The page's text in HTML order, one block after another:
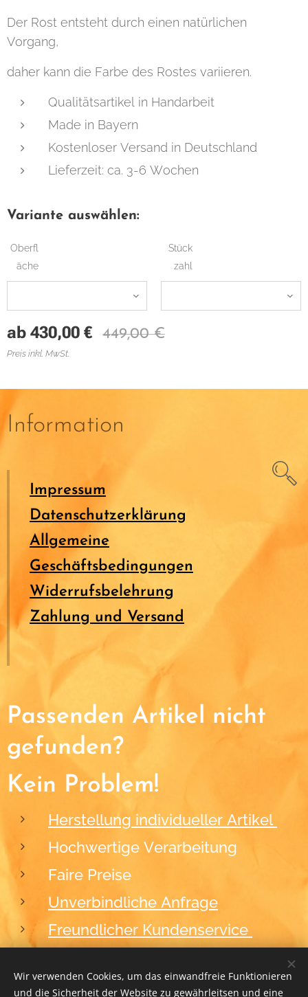
Der Rost entsteht durch einen natürlichen
Vorgang,
daher kann die Farbe des Rostes variieren.
Qualitätsartikel in Handarbeit
Made in Bayern
Kostenloser Versand in Deutschland
Lieferzeit: ca. 3-6 Wochen
Variante auswählen:
Oberfl
äche
Stück
zahl
ab 430,00 € 449,00€
Preis inkl. MwSt.
Information
Impressum
Datenschutzerklärung
Allgemeine
Geschäftsbedingungen
Widerrufsbelehrung
Zahlung und Versand
Passenden Artikel nicht
gefunden?
Kein Problem!
Herstellung individueller Artikel
Hochwertige Verarbeitung
Faire Preise
Unverbindliche Anfrage
Freundlicher Kundenservice
Wir verwenden Cookies, um das einwandfreie Funktionieren
und die Sicherheit der Website zu gewährleitsen und eine